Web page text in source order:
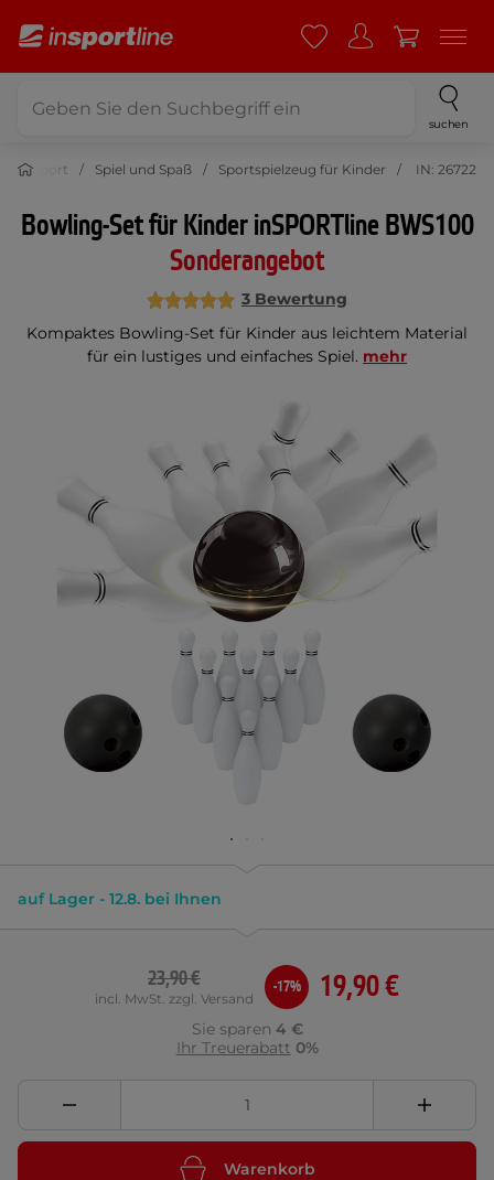
suchen
Sport Spiel und Spaß Sportspielzeug für Kinder IN: 26722
Bowling-Set für Kinder inSPORTline BWS100
Sonderangebot
3 Bewertung
Kompaktes Bowling-Set für Kinder aus leichtem Material
für ein lustiges und einfaches Spiel. mehr
auf Lager - 12.8. bei Ihnen
19,90 €
23,90 €
incl. MwSt. zzgl. Versand
-17%
Sie sparen 4 €
Ihr Treuerabatt 0%
Warenkorb